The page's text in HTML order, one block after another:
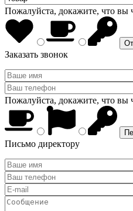
Пожалуйста, докажите, что вы
Заказать звонок
Пожалуйста, докажите, что вы
Письмо директору